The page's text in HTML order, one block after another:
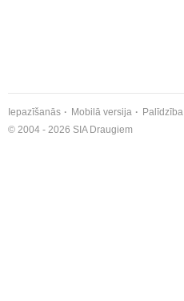
Iepazīšanās Mobilā versija Palīdzība
© 2004 - 2026 SIA Draugiem